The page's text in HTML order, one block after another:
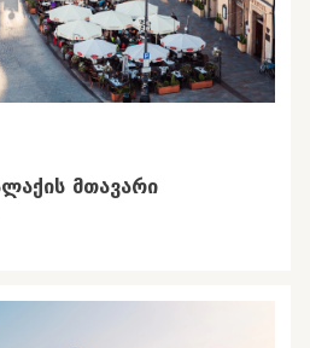
ᲛᲗᲐᲕᲐᲠᲘ